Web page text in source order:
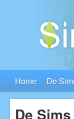
Home De
De